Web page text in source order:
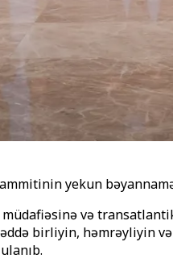
yekun
və
birliyin, həmrəyliyin